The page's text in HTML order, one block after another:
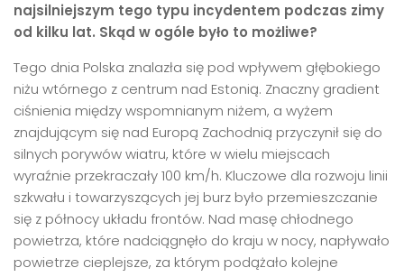
najsilniejszym tego typu incydentem podczas zimy
od kilku lat. Skąd w ogóle było to możliwe?
Tego dnia Polska znalazła się pod wpływem głębokiego
niżu wtórnego z centrum nad Estonią. Znaczny gradient
ciśnienia między wspomnianym niżem, a wyżem
znajdującym się nad Europą Zachodnią przyczynił się do
silnych porywów wiatru, które w wielu miejscach
wyraźnie przekraczały 100 km/h. Kluczowe dla rozwoju linii
szkwału i towarzyszących jej burz było przemieszczanie
się z północy układu frontów. Nad masę chłodnego
powietrza, które nadciągnęło do kraju w nocy, napływało
powietrze cieplejsze, za którym podążało kolejne